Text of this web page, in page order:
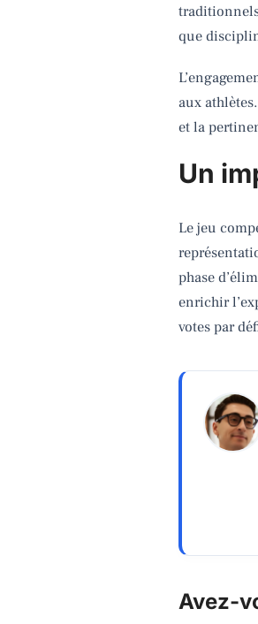
que
aux
et la
Un
Le jeu
phase
enrichir
votes par
Avez-